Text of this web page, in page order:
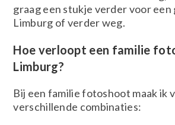
graag een stukje verder voor
Limburg of verder weg.
Hoe verloopt een familie
Limburg?
Bij een familie fotoshoot maak ik
verschillende combinaties: